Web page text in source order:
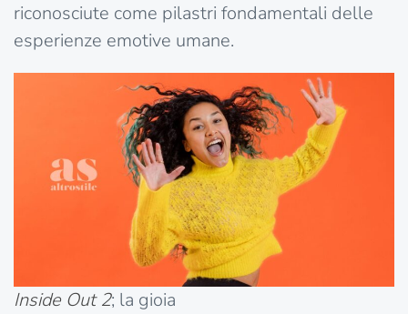
riconosciute come pilastri fondamentali delle
esperienze emotive umane.
Inside Out 2; la gioia